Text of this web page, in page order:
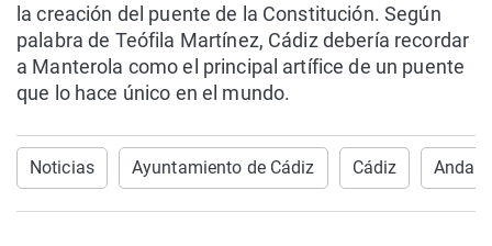
la creación del puente de la Constitución. Según
palabra de Teófila Martínez, Cádiz debería recordar
a Manterola como el principal artífice de un puente
que lo hace único en el mundo.
Noticias Ayuntamiento de Cádiz Cádiz